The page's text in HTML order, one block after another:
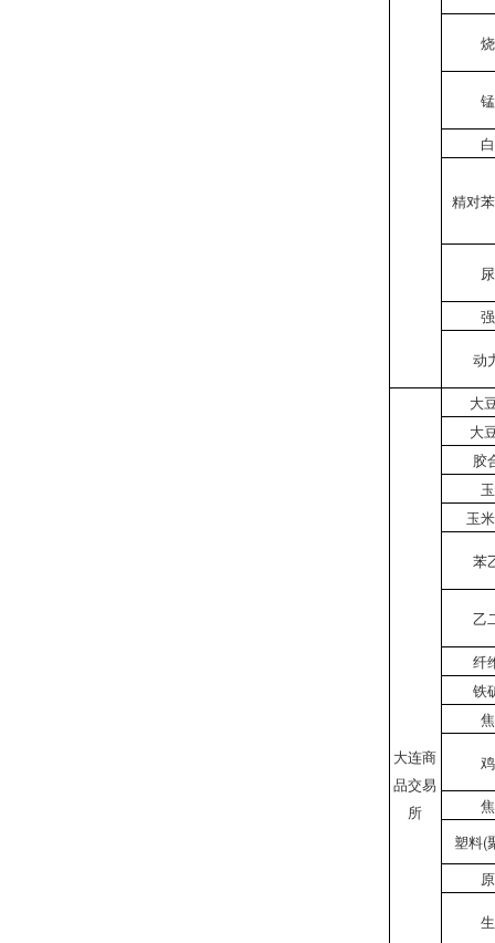
精对
动
大连商
品交易
所
大
大
胶
玉
苯
乙
纤
铁
塑料(